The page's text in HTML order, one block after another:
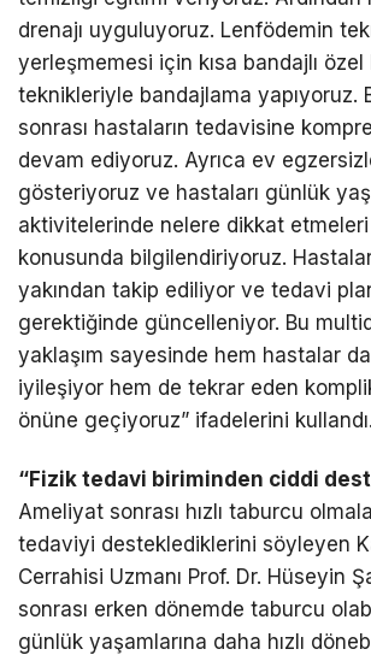
drenajı uyguluyoruz. Lenfödemin
yerleşmemesi için kısa bandajlı özel
teknikleriyle bandajlama yapıyoruz.
sonrası hastaların tedavisine
devam ediyoruz. Ayrıca ev
gösteriyoruz ve hastaları günlük
aktivitelerinde nelere dikkat
konusunda bilgilendiriyoruz.
yakından takip ediliyor ve tedavi
gerektiğinde güncelleniyor. Bu
yaklaşım sayesinde hem hastalar
iyileşiyor hem de tekrar eden
önüne geçiyoruz” ifadelerini kullandı.
“Fizik tedavi biriminden ciddi
Ameliyat sonrası hızlı taburcu
tedaviyi desteklediklerini söyleyen
Cerrahisi Uzmanı Prof. Dr. Hüseyin
sonrası erken dönemde taburcu
günlük yaşamlarına daha hızlı